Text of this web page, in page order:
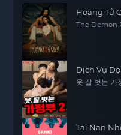
Hoàng Tử
The Demon
Dịch Vụ
옷 잘 벗는 가
Tai Nạn